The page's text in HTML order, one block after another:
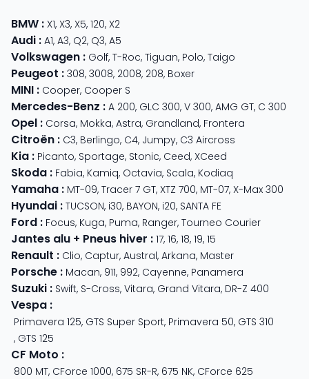
BMW : X1, X3, X5, 120, X2
Audi : A1, A3, Q2, Q3, A5
Volkswagen : Golf, T-Roc, Tiguan, Polo, Taigo
Peugeot : 308, 3008, 2008, 208, Boxer
MINI : Cooper, Cooper S
Mercedes-Benz : A 200, GLC 300, V 300, AMG GT, C 300
Opel : Corsa, Mokka, Astra, Grandland, Frontera
Citroën : C3, Berlingo, C4, Jumpy, C3 Aircross
Kia : Picanto, Sportage, Stonic, Ceed, XCeed
Skoda : Fabia, Kamiq, Octavia, Scala, Kodiaq
Yamaha : MT-09, Tracer 7 GT, XTZ 700, MT-07, X-Max 300
Hyundai : TUCSON, i30, BAYON, i20, SANTA FE
Ford : Focus, Kuga, Puma, Ranger, Tourneo Courier
Jantes alu + Pneus hiver : 17, 16, 18, 19, 15
Renault : Clio, Captur, Austral, Arkana, Master
Porsche : Macan, 911, 992, Cayenne, Panamera
Suzuki : Swift, S-Cross, Vitara, Grand Vitara, DR-Z 400
Vespa :
Primavera 125, GTS Super Sport, Primavera 50, GTS 310
, GTS 125
CF Moto :
800 MT, CForce 1000, 675 SR-R, 675 NK, CForce 625